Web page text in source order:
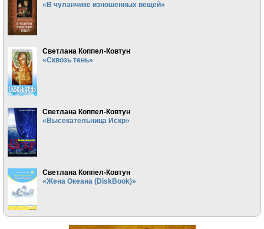
«В чуланчике изношенных вещей»
Светлана Коппел-Ковтун
«Сквозь тень»
Светлана Коппел-Ковтун
«Высекательница Искр»
Светлана Коппел-Ковтун
«Жена Океана (DiskBook)»